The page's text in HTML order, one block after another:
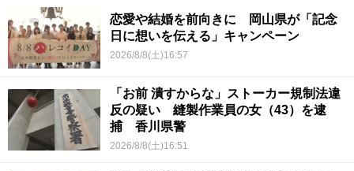
恋愛や結婚を前向きに 岡山県が「記念
日に想いを伝える」キャンペーン
2026/8/8(土)16:57
「お前 潰すからな」ストーカー規制法違
反の疑い 縫製作業員の女（43）を逮
捕 香川県警
2026/8/8(土)16:51